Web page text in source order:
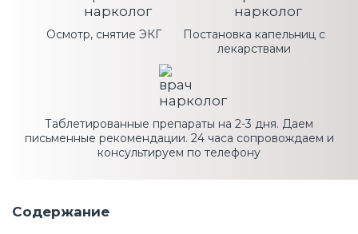
Осмотр, снятие ЭКГ
Постановка капельниц с
лекарствами
Таблетированные препараты на 2-3 дня. Даем
письменные рекомендации. 24 часа сопровождаем и
консультируем по телефону
Содержание